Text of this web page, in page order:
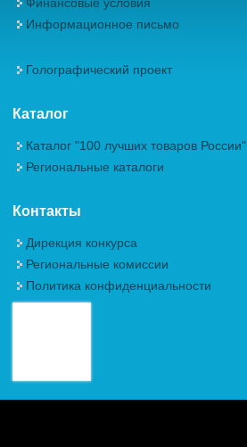
Финансовые условия
Информационное письмо
Голографический проект
Каталог
Каталог "100 лучших товаров России"
Региональные каталоги
Контакты
Дирекция конкурса
Региональные комиссии
Политика конфиденциальности